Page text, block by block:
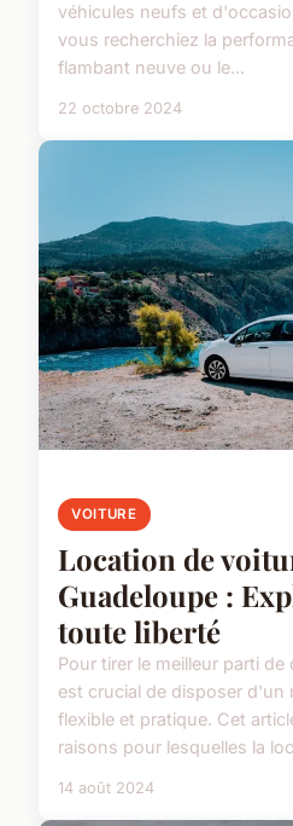
véhicules neufs et
vous recherchiez la
flambant neuve ou le...
22 octobre 2024
VOITURE
Location de
Guadeloupe :
toute liberté
Pour tirer le meilleur parti
est crucial de disposer d'un
flexible et pratique. Cet
raisons pour lesquelles la
14 août 2024